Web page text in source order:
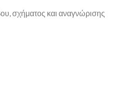
σχήματος και αναγνώρισης